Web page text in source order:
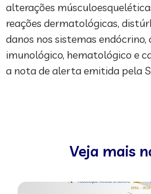
alterações
reações dermatológicas,
danos nos sistemas
imunológico, hematológico e
a nota de alerta emitida pela
Veja mais